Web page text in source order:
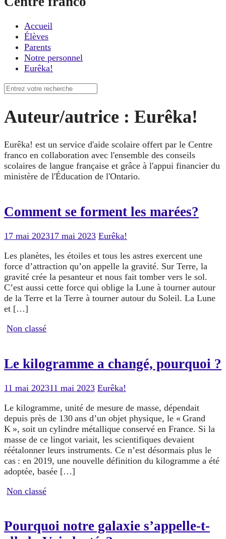
Accueil
Élèves
Parents
Notre personnel
Eurêka!
Recherche
Auteur/autrice : Eurêka!
Eurêka! est un service d'aide scolaire offert par le Centre
franco en collaboration avec l'ensemble des conseils
scolaires de langue française et grâce à l'appui financier du
ministère de l'Éducation de l'Ontario.
Comment se forment les marées?
17 mai 202317 mai 2023 Eurêka!
Les planètes, les étoiles et tous les astres exercent une
force d’attraction qu’on appelle la gravité. Sur Terre, la
gravité crée la pesanteur et nous fait tomber vers le sol.
C’est aussi cette force qui oblige la Lune à tourner autour
de la Terre et la Terre à tourner autour du Soleil. La Lune
et […]
Non classé
Le kilogramme a changé, pourquoi ?
11 mai 202311 mai 2023 Eurêka!
Le kilogramme, unité de mesure de masse, dépendait
depuis près de 130 ans d’un objet physique, le « Grand
K », soit un cylindre métallique conservé en France. Si la
masse de ce lingot variait, les scientifiques devaient
réétalonner leurs instruments. Ce n’est désormais plus le
cas : en 2019, une nouvelle définition du kilogramme a été
adoptée, basée […]
Non classé
Pourquoi notre galaxie s’appelle-t-